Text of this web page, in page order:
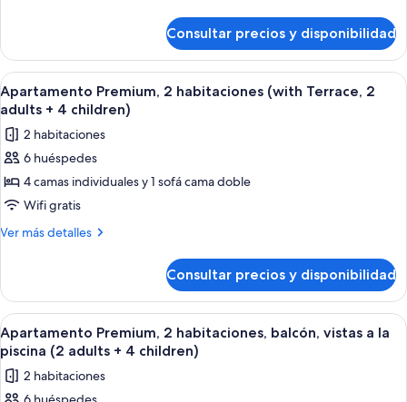
vistas
a
la
piscina
(2
adults
+
4
childs)
clásico,
habitaciones,
balcón,
la
(2
adults
4
Consultar precios y disponibilidad
Abrir
todas
las
fotos
de
Apartamento
Premium,
2
Terrace,
2
adults
+
4
children)
Caja fuerte, cortinas opacas, wifi
7
Apartamento Premium, 2 habitaciones (with Terrace, 2
adults + 4 children)
2 habitaciones
6 huéspedes
4 camas individuales y 1 sofá cama doble
Wifi gratis
Ver más detalles
Más
Premium,
habitaciones
(with
Terrace,
2
adults
Consultar precios y disponibilidad
Abrir
todas
las
fotos
Habitación de hotel moderna con
7
Apartamento Premium, 2 habitaciones, balcón, vistas a la
piscina (2 adults + 4 children)
2 habitaciones